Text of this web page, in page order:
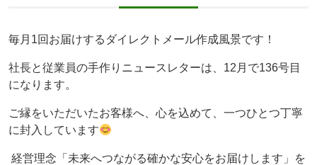
毎月1回お届けするダイレクトメール作成風景です！
社長と従業員の手作りニュースレターは、12月で136号目
になります。
ご縁をいただいたお客様へ、心を込めて、一つひとつ丁寧
に封入しています
経営理念「未来へつながる確かな安心をお届けします」を